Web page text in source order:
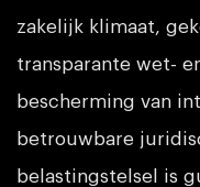
zakelijk klimaat,
transparante wet-
bescherming van
betrouwbare
belastingstelsel is